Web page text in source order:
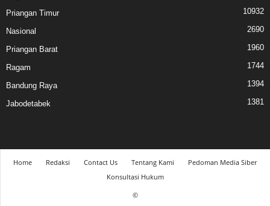
Priangan Timur 10932
Nasional 2690
Priangan Barat 1960
Ragam 1744
Bandung Raya 1394
Jabodetabek 1381
Home Redaksi Contact Us Tentang Kami
Pedoman Media Siber
Konsultasi Hukum
©